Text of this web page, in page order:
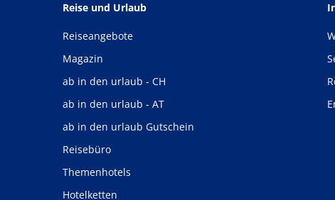
Reise und Urlaub
Reiseangebote
Magazin
ab in den urlaub - CH
ab in den urlaub - AT
ab in den urlaub Gutschein
Reisebüro
Themenhotels
Hotelketten